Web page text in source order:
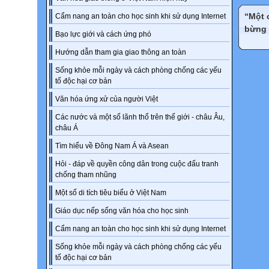
Cẩm nang an toàn cho học sinh khi sử dụng Internet
Bạo lực giới và cách ứng phó
Hướng dẫn tham gia giao thông an toàn
Sống khỏe mỗi ngày và cách phòng chống các yếu
tố độc hại cơ bản
Văn hóa ứng xử của người Việt
Các nước và một số lãnh thổ trên thế giới - châu Âu,
châu Á
Tìm hiểu về Đông Nam Á và Asean
Hỏi - đáp về quyền công dân trong cuộc đấu tranh
chống tham nhũng
Một số di tích tiêu biểu ở Việt Nam
Giáo dục nếp sống văn hóa cho học sinh
Cẩm nang an toàn cho học sinh khi sử dụng Internet
Sống khỏe mỗi ngày và cách phòng chống các yếu
tố độc hại cơ bản
A.
B.
C.
“Một
bừng